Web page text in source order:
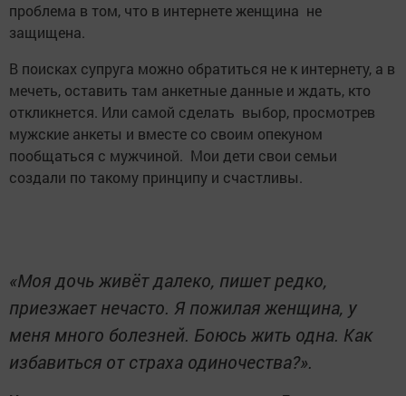
проблема в том, что в интернете женщина не
защищена.
В поисках супруга можно обратиться не к интернету, а в
мечеть, оставить там анкетные данные и ждать, кто
откликнется. Или самой сделать выбор, просмотрев
мужские анкеты и вместе со своим опекуном
пообщаться с мужчиной. Мои дети свои семьи
создали по такому принципу и счастливы.
«Моя дочь живёт далеко, пишет редко,
приезжает нечасто. Я пожилая женщина, у
меня много болезней. Боюсь жить одна. Как
избавиться от страха одиночества?».